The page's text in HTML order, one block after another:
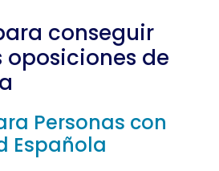
conseguir
oposiciones de
Personas con
Española